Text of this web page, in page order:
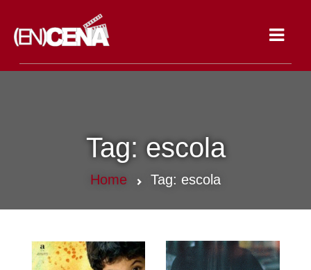
Tag: escola
Home Tag: escola